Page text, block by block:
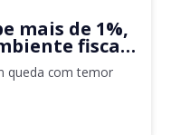
mais de 1%,
fiscal
queda com temor